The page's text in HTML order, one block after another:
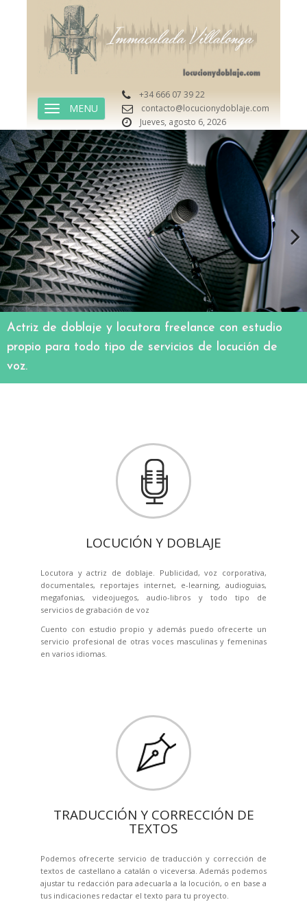
TOGGLE NAVIGATION
+34 666 07 39 22
contacto@locucionydoblaje.com
Jueves, agosto 6, 2026
Actriz de doblaje y locutora freelance con estudio
propio para todo tipo de servicios de locución de
voz.
Servicio de traducción,redacción adecuación al
enfoque publicitario, etc…, de cualquier texto en
castellano y/o catalán.
Presentadora y conductora de todo tipo de actos,
presentaciones, galas, entregas de premios, etc.
Redacción, asesoramiento y corrección de contenidos
y usos del lenguaje para guiones de teatro y TV.
Enjoy sound se encarga de ambientar con música
y/o efectos de sonido cualquier proyecto de locución.
LOCUCIÓN Y DOBLAJE
Locutora y actriz de doblaje. Publicidad, voz corporativa,
documentales, reportajes internet, e-learning, audioguias,
megafonias, videojuegos, audio-libros y todo tipo de
servicios de grabación de voz
Cuento con estudio propio y además puedo ofrecerte un
servicio profesional de otras voces masculinas y femeninas
en varios idiomas.
TRADUCCIÓN Y CORRECCIÓN DE
TEXTOS
Podemos ofrecerte servicio de traducción y corrección de
textos de castellano a catalán o viceversa. Además podemos
ajustar tu redacción para adecuarla a la locución, o en base a
tus indicaciones redactar el texto para tu proyecto.